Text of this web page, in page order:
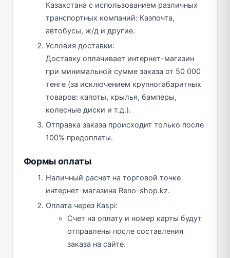
Казахстана с использованием различных
транспортных компаний: Казпочта,
автобусы, ж/д и другие.
Условия доставки:
Доставку оплачивает интернет-магазин
при минимальной сумме заказа от 50 000
тенге (за исключением крупногабаритных
товаров: капоты, крылья, бамперы,
колесные диски и т.д.).
Отправка заказа происходит только после
100% предоплаты.
Формы оплаты
Наличный расчет на торговой точке
интернет-магазина Reno-shop.kz.
Оплата через Kaspi:
Счет на оплату и номер карты будут
отправлены после составления
заказа на сайте.